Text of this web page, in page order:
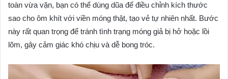
toàn vừa vặn, bạn có thể dùng dũa để điều chỉnh kích thước
sao cho ôm khít với viền móng thật, tạo vẻ tự nhiên nhất. Bước
này rất quan trọng để tránh tình trạng móng giả bị hở hoặc lồi
lõm, gây cảm giác khó chịu và dễ bong tróc.